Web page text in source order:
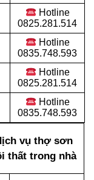
Hotline
0825.281.514
Hotline
0835.748.593
Hotline
0825.281.514
Hotline
0835.748.593
vụ thợ sơn
thất trong nhà